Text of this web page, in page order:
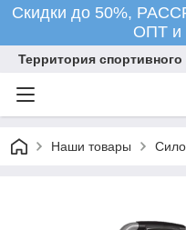
Скидки до 50%,
ОПТ
Территория
Наши товары